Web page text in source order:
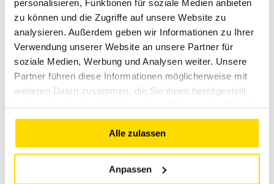
personalisieren, Funktionen für soziale Medien anbieten
zu können und die Zugriffe auf unsere Website zu
analysieren. Außerdem geben wir Informationen zu Ihrer
Verwendung unserer Website an unsere Partner für
soziale Medien, Werbung und Analysen weiter. Unsere
Partner führen diese Informationen möglicherweise mit
weiteren Daten zusammen, die Sie ihnen bereitgestellt
haben oder die sie im Rahmen Ihrer Nutzung der Dienste
gesammelt haben.
Alle zulassen
Anpassen
Hersteller wie Qcells, KOSTAL, BYD,
SolarFabrik, Solax, Bluesun und viele
weitere.
Professionelle Montage:
Installation
durch eigene, erfahrene Monteure für
höchste Zuverlässigkeit.
Inbetriebnahme und Nachbetreuung